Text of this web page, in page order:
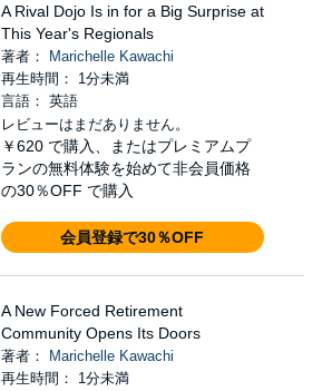
A Rival Dojo Is in for a Big Surprise at
This Year's Regionals
著者：
Marichelle Kawachi
再生時間： 1分未満
言語： 英語
レビューはまだありません。
￥620 で購入、またはプレミアムプ
ランの無料体験を始めて非会員価格
の30％OFF で購入
会員登録で30％OFF
A New Forced Retirement
Community Opens Its Doors
著者：
Marichelle Kawachi
再生時間： 1分未満